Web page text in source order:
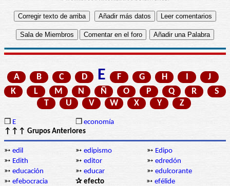
A B C D E F G H
J
K
L M N Ñ O P Q R
S
T
U V W X Y Z
❒ E ❒ economía
↑↑↑ Grupos Anteriores
➳ edil ➳ edipismo ➳ Edipo
➳ Edith ➳ editor ➳ edredón
➳ educación ➳ educar ➳ edulcorante
➳ efebocracia ✰ efecto ➳ efélide